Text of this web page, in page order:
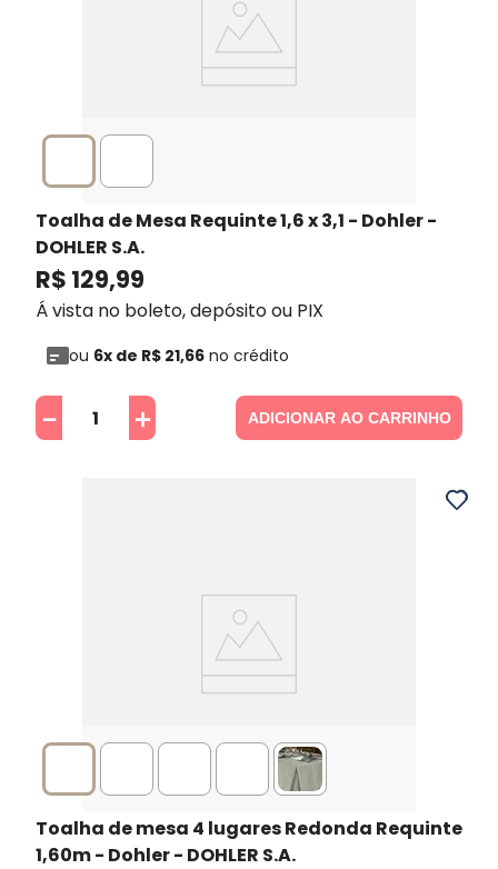
Toalha de Mesa Requinte 1,6 x 3,1 - Dohler-
DOHLER S.A.
R$ 129,99
Á vista no boleto, depósito ou PIX
ou 6x de R$ 21,66 no crédito
＋
－ ADICIONAR AO CARRINHO
Toalha de mesa 4 lugares Redonda Requinte
1,60m - Dohler- DOHLER S.A.